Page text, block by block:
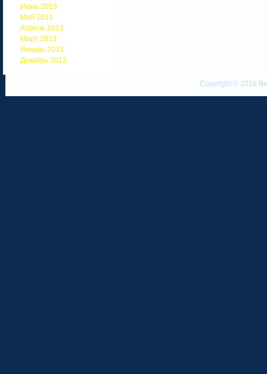
Июнь 2013
Май 2013
Апрель 2013
Март 2013
Январь 2013
Декабрь 2012
Copyright © 2016